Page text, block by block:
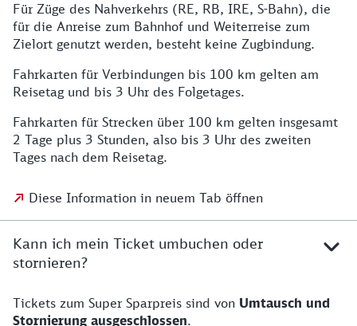
Für Züge des Nahverkehrs (RE, RB, IRE, S-Bahn), die
für die Anreise zum Bahnhof und Weiterreise zum
Zielort genutzt werden, besteht keine Zugbindung.
Fahrkarten für Verbindungen bis 100 km gelten am
Reisetag und bis 3 Uhr des Folgetages.
Fahrkarten für Strecken über 100 km gelten insgesamt
2 Tage plus 3 Stunden, also bis 3 Uhr des zweiten
Tages nach dem Reisetag.
Diese Information in neuem Tab öffnen
Kann ich mein Ticket umbuchen oder
stornieren?
Tickets zum Super Sparpreis sind von Umtausch und
Stornierung ausgeschlossen.